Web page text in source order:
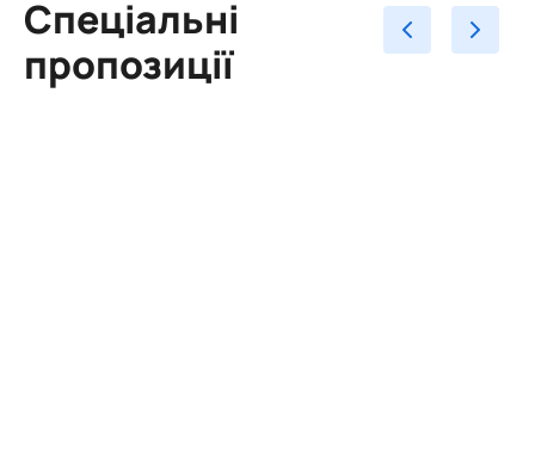
Спеціальні
пропозиції